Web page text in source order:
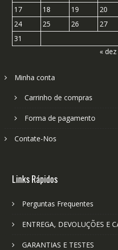
17
18 19 20
24
25 26 27
31
« dez
Minha conta
Carrinho de compras
Forma de pagamento
Contate-Nos
Links Rápidos
Perguntas Frequentes
ENTREGA, DEVOLUÇÕES E
GARANTIAS E TESTES